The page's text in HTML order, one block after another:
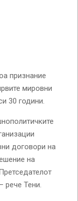
признание
мировни
30 години.
договори на
на
рече Тени.